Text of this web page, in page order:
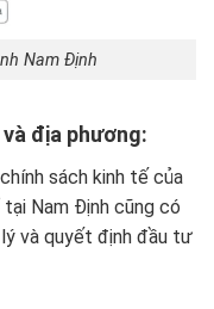
Nam Định
địa phương:
sách kinh tế của
Nam Định cũng có
và quyết định đầu tư